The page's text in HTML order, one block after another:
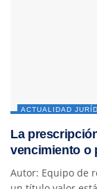
ACTUALIDAD
La
vencimiento o
Autor: Equipo de